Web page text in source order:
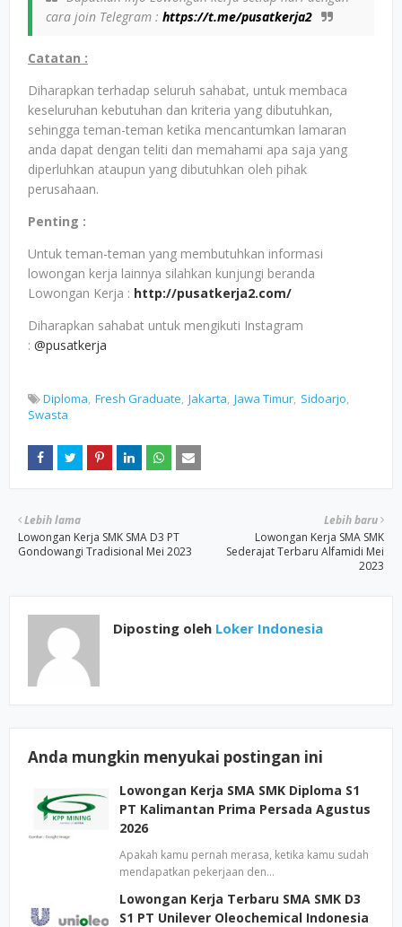
cara join Telegram : https://t.me/pusatkerja2
Catatan :
Diharapkan terhadap seluruh sahabat, untuk membaca
keseluruhan kebutuhan dan kriteria yang dibutuhkan,
sehingga teman-teman ketika mencantumkan lamaran
anda dapat dengan teliti dan memahami apa saja yang
diperluhkan ataupun yang dibutuhkan oleh pihak
perusahaan.
Penting :
Untuk teman-teman yang membutuhkan informasi
lowongan kerja lainnya silahkan kunjungi beranda
Lowongan Kerja : http://pusatkerja2.com/
Diharapkan sahabat untuk mengikuti Instagram
: @pusatkerja
Diploma Fresh Graduate Jakarta Jawa Timur Sidoarjo
Swasta
Lebih baru
Lowongan Kerja SMA SMK
Sederajat Terbaru Alfamidi Mei
2023
Lebih lama
Lowongan Kerja SMK SMA D3 PT
Gondowangi Tradisional Mei 2023
Diposting oleh Loker Indonesia
Anda mungkin menyukai postingan ini
Lowongan Kerja SMA SMK Diploma S1
PT Kalimantan Prima Persada Agustus
2026
Apakah kamu pernah merasa, ketika kamu sudah
mendapatkan pekerjaan den…
Lowongan Kerja Terbaru SMA SMK D3
S1 PT Unilever Oleochemical Indonesia